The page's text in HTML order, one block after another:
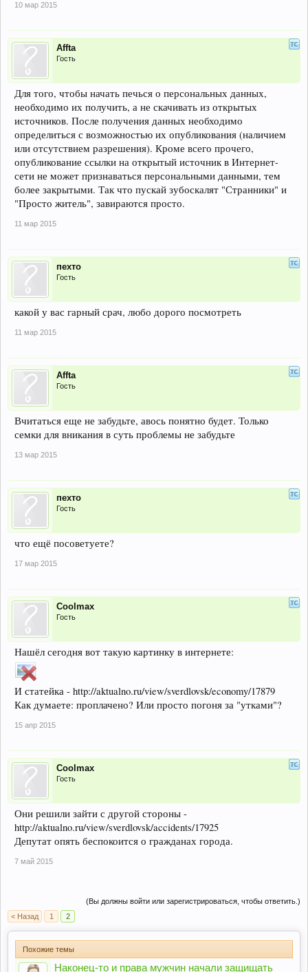
10 мар 2015
Affta
Гость
Для того, чтобы начать печься о персональных данных,
необходимо их получить, а не скачивать из открытых
источников. После получения данных необходимо
определиться с возможностью их опубликования (наличием
или отсутствием разрешения). Кроме всего прочего,
опубликование ссылки на открытый источник в Интернет-
сети не может признаваться персональными данными, тем
более закрытыми. Так что пускай зубоскалят "Странники" и
"Просто житель", завираются просто.
11 мар 2015
пехто
Гость
какой у вас гарный срач, любо дорого посмотреть
11 мар 2015
Affta
Гость
Вчитаться еще не забудьте, авось понятно будет. Только
семки для вникания в суть проблемы не забудьте
13 мар 2015
пехто
Гость
что ещё посоветуете?
17 мар 2015
Coolmax
Гость
Нашёл сегодня вот такую картинку в интернете:
И статейка - http://aktualno.ru/view/sverdlovsk/economy/17879
Как думаете: проплачено? Или просто погоня за "утками"?
15 апр 2015
Coolmax
Гость
Они решили зайти с другой стороны -
http://aktualno.ru/view/sverdlovsk/accidents/17925
Депутат опять беспокоится о гражданах города.
7 май 2015
(Вы должны войти или зарегистрироваться, чтобы ответить.)
< Назад
1 2
Похожие темы
Наконец-то и права мужчин начали защищать